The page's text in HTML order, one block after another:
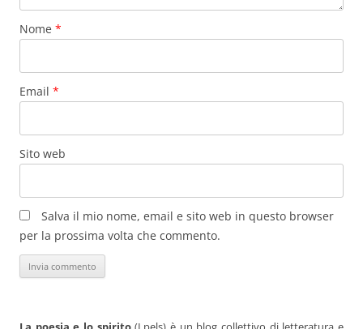
Nome *
Email *
Sito web
Salva il mio nome, email e sito web in questo browser
per la prossima volta che commento.